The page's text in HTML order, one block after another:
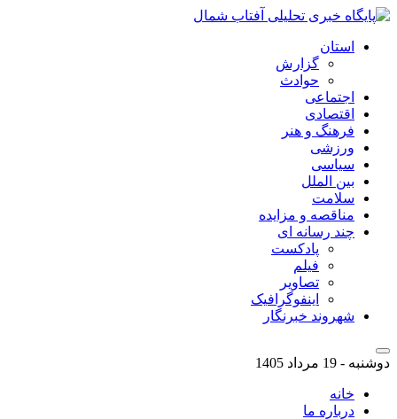
استان
گزارش
حوادث
اجتماعی
اقتصادی
فرهنگ و هنر
ورزشی
سیاسی
بین الملل
سلامت
مناقصه و مزایده
چند رسانه ای
پادکست
فیلم
تصاویر
اینفوگرافیک
شهروند خبرنگار
دوشنبه - 19 مرداد 1405
خانه
درباره ما